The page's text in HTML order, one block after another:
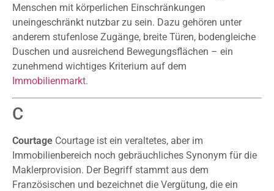
Menschen mit körperlichen Einschränkungen
uneingeschränkt nutzbar zu sein. Dazu gehören unter
anderem stufenlose Zugänge, breite Türen, bodengleiche
Duschen und ausreichend Bewegungsflächen – ein
zunehmend wichtiges Kriterium auf dem
Immobilienmarkt.
C
Courtage Courtage ist ein veraltetes, aber im
Immobilienbereich noch gebräuchliches Synonym für die
Maklerprovision. Der Begriff stammt aus dem
Französischen und bezeichnet die Vergütung, die ein